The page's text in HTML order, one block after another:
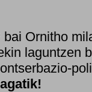
Ornitho
laguntzen